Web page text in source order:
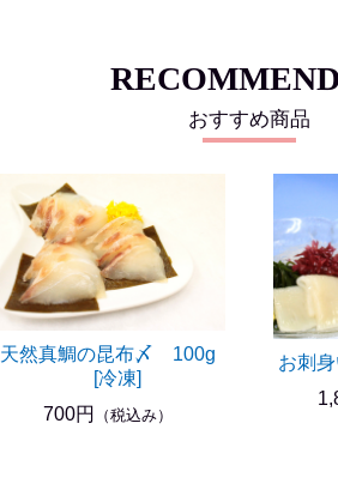
おすすめ商品
天然真鯛の昆布〆 100g
[冷凍]
700円
（税込み）
お刺